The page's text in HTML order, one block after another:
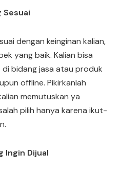
Sesuai
dengan keinginan kalian,
yang baik. Kalian bisa
di bidang jasa atau produk
offline. Pikirkanlah
memutuskan ya
pilih hanya karena ikut-
Ingin Dijual